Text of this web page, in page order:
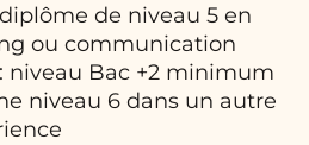
de niveau 5 en
ou communication
niveau Bac +2 minimum
niveau 6 dans un autre